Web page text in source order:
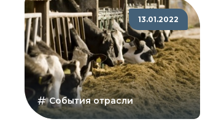
13.01.2022
События отрасли